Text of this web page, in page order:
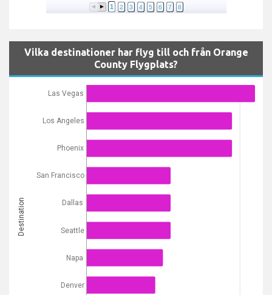
1 2 3 4 5 6 7 8
Vilka destinationer har flyg till och från Orange
County Flygplats?
Las Vegas
Los Angeles
Phoenix
San Francisco
Dallas
Seattle
Napa
Denver
Destination